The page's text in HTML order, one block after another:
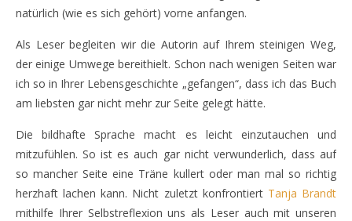
natürlich (wie es sich gehört) vorne anfangen.
Als Leser begleiten wir die Autorin auf Ihrem steinigen Weg,
der einige Umwege bereithielt. Schon nach wenigen Seiten war
ich so in Ihrer Lebensgeschichte „gefangen“, dass ich das Buch
am liebsten gar nicht mehr zur Seite gelegt hätte.
Die bildhafte Sprache macht es leicht einzutauchen und
mitzufühlen. So ist es auch gar nicht verwunderlich, dass auf
so mancher Seite eine Träne kullert oder man mal so richtig
herzhaft lachen kann. Nicht zuletzt konfrontiert Tanja Brandt
mithilfe Ihrer Selbstreflexion uns als Leser auch mit unseren